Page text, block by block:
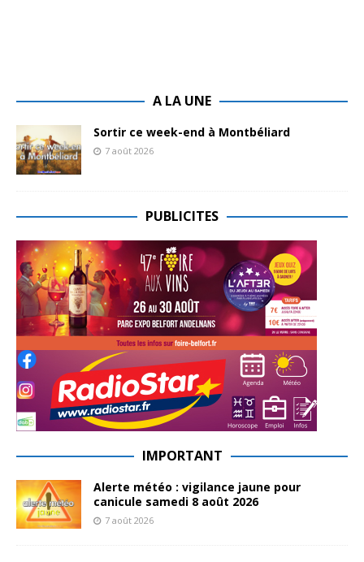
A LA UNE
Sortir ce week-end à Montbéliard
7 août 2026
PUBLICITES
IMPORTANT
Alerte météo : vigilance jaune pour
canicule samedi 8 août 2026
7 août 2026